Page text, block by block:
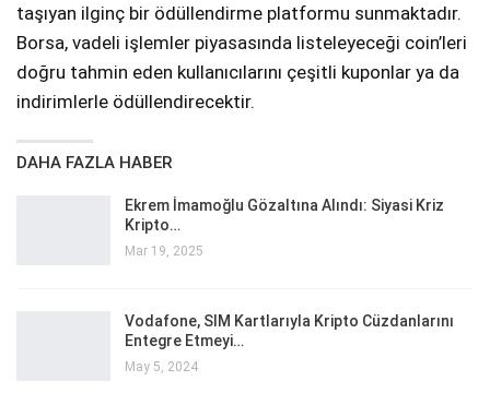
taşıyan ilginç bir ödüllendirme platformu sunmaktadır.
Borsa, vadeli işlemler piyasasında listeleyeceği coin’leri
doğru tahmin eden kullanıcılarını çeşitli kuponlar ya da
indirimlerle ödüllendirecektir.
DAHA FAZLA HABER
Ekrem İmamoğlu Gözaltına Alındı: Siyasi Kriz
Kripto…
Mar 19, 2025
Vodafone, SIM Kartlarıyla Kripto Cüzdanlarını
Entegre Etmeyi…
May 5, 2024